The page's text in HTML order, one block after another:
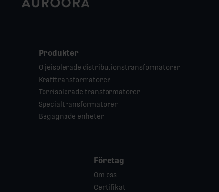
Produkter
Oljeisolerade distributionstransformatorer
Krafttransformatorer
Torrisolerade transformatorer
Specialtransformatorer
Begagnade enheter
Företag
Om oss
Certifikat